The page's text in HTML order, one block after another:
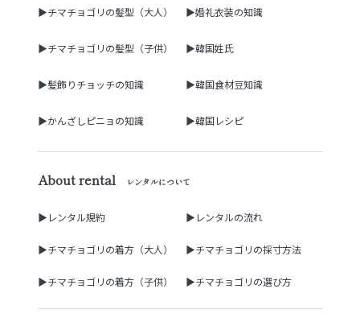
▶チマチョゴリの髪型（大人） ▶婚礼衣装の知識
▶チマチョゴリの髪型（子供） ▶韓国姓氏
▶髪飾りチョッチの知識 ▶韓国食材豆知識
▶かんざしピニョの知識 ▶韓国レシピ
About rental レンタルについて
▶レンタル規約 ▶レンタルの流れ
▶チマチョゴリの着方（大人） ▶チマチョゴリの採寸方法
▶チマチョゴリの着方（子供） ▶チマチョゴリの選び方